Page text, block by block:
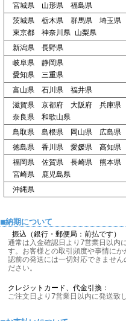
宮城県 山形県 福島県
茨城県 栃木県 群馬県 埼玉県
東京都 神奈川県 山梨県
新潟県 長野県
岐阜県 静岡県
愛知県 三重県
富山県 石川県 福井県
滋賀県 京都府 大阪府 兵庫県
奈良県 和歌山県
鳥取県 島根県 岡山県 広島県
徳島県 香川県 愛媛県 高知県
福岡県 佐賀県 長崎県 熊本県
宮崎県 鹿児島県
沖縄県
■納期について
振込（銀行・郵便局：前払です）
通常は入金確認日より7営業日以内
す。お客様との取引頻度や事情に
認前の発送には一切対応できませ
ださい。
クレジットカード、代金引換：
ご注文日より7営業日以内に発送致